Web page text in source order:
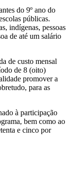
do 9º ano do
públicas.
indígenas, pessoas
de até um salário
de custo mensal
de 8 (oito)
promover a
para as
à participação
bem como ao
e cinco por